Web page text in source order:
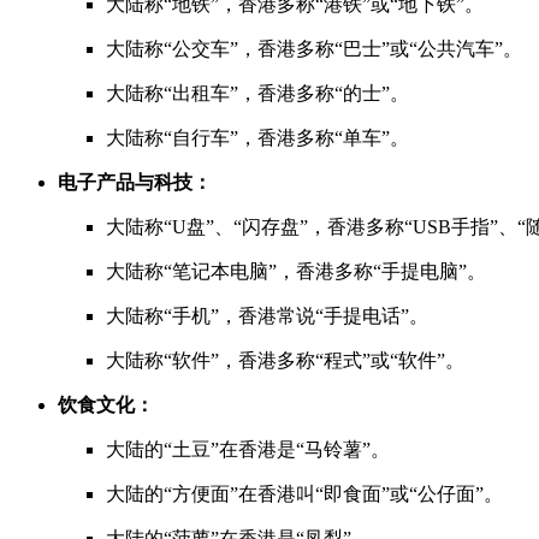
大陆称“公交车”，香港多称“巴士”或“公共汽车”。
大陆称“出租车”，香港多称“的士”。
大陆称“自行车”，香港多称“单车”。
电子产品与科技：
大陆称“U盘”、“闪存盘”，香港多称“USB手指”、“
大陆称“笔记本电脑”，香港多称“手提电脑”。
大陆称“手机”，香港常说“手提电话”。
大陆称“软件”，香港多称“程式”或“软件”。
饮食文化：
大陆的“土豆”在香港是“马铃薯”。
大陆的“方便面”在香港叫“即食面”或“公仔面”。